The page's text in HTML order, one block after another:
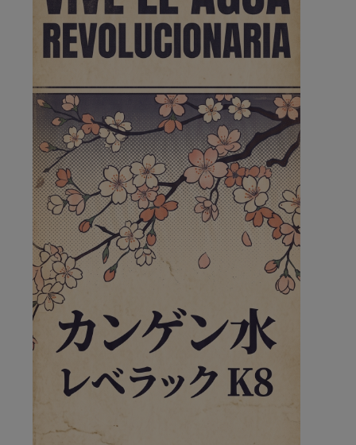
de la …
A ver si llega alguno que de verdad le importe la
Pozuelo de Alarcón
🔴 EXCLUSIVA | El comisario
de la …
Wayne Rooney era el comisario de pozuelo?
Pozuelo de Alarcón
🔴 EXCLUSIVA | El comisario
de la …